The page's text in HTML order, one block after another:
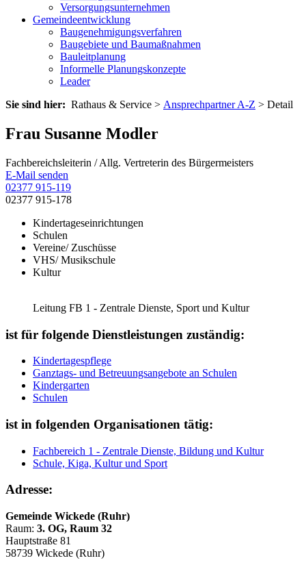
Versorgungsunternehmen
Gemeindeentwicklung
Baugenehmigungsverfahren
Baugebiete und Baumaßnahmen
Bauleitplanung
Informelle Planungskonzepte
Leader
Sie sind hier: Rathaus & Service > Ansprechpartner A-Z > Detail
Frau Susanne Modler
Fachbereichsleiterin / Allg. Vertreterin des Bürgermeisters
E-Mail senden
02377 915-119
02377 915-178
Kindertageseinrichtungen
Schulen
Vereine/ Zuschüsse
VHS/ Musikschule
Kultur
Leitung FB 1 - Zentrale Dienste, Sport und Kultur
ist für folgende Dienstleistungen zuständig:
Kindertagespflege
Ganztags- und Betreuungsangebote an Schulen
Kindergarten
Schulen
ist in folgenden Organisationen tätig:
Fachbereich 1 - Zentrale Dienste, Bildung und Kultur
Schule, Kiga, Kultur und Sport
Adresse:
Gemeinde Wickede (Ruhr)
Raum: 3. OG, Raum 32
Hauptstraße 81
58739 Wickede (Ruhr)